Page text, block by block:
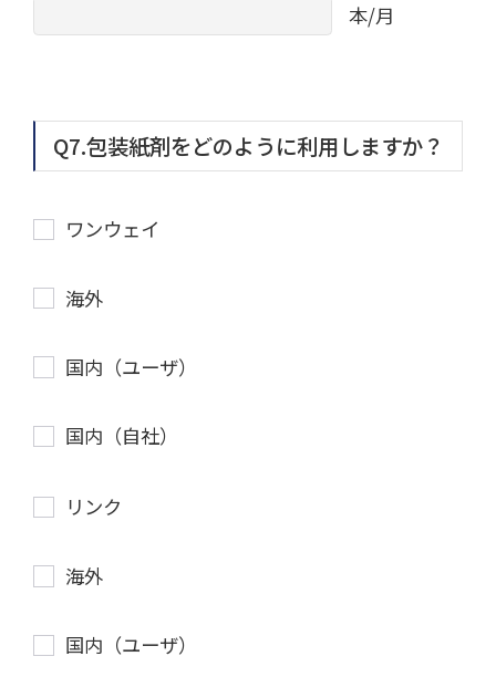
本/月
Q7.包装紙剤をどのように利用しますか？
ワンウェイ
海外
国内（ユーザ）
国内（自社）
リンク
海外
国内（ユーザ）